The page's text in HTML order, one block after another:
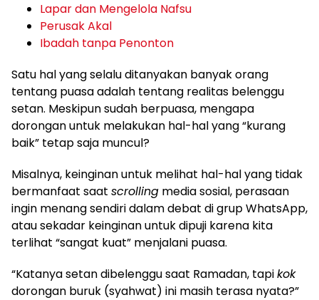
Lapar dan Mengelola Nafsu
Perusak Akal
Ibadah tanpa Penonton
Satu hal yang selalu ditanyakan banyak orang
tentang puasa adalah tentang realitas belenggu
setan. Meskipun sudah berpuasa, mengapa
dorongan untuk melakukan hal-hal yang “kurang
baik” tetap saja muncul?
Misalnya, keinginan untuk melihat hal-hal yang tidak
bermanfaat saat scrolling media sosial, perasaan
ingin menang sendiri dalam debat di grup WhatsApp,
atau sekadar keinginan untuk dipuji karena kita
terlihat “sangat kuat” menjalani puasa.
“Katanya setan dibelenggu saat Ramadan, tapikok
dorongan buruk (syahwat) ini masih terasa nyata?”